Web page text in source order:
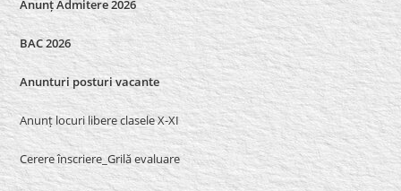
Anunț Admitere 2026
BAC 2026
Anunturi posturi vacante
Anunț locuri libere clasele X-XI
Cerere înscriere_Grilă evaluare